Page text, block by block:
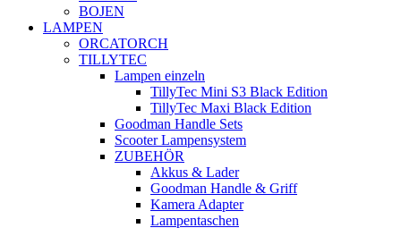
BOJEN
LAMPEN
ORCATORCH
TILLYTEC
Lampen einzeln
TillyTec Mini S3 Black Edition
TillyTec Maxi Black Edition
Goodman Handle Sets
Scooter Lampensystem
ZUBEHÖR
Akkus & Lader
Goodman Handle & Griff
Kamera Adapter
Lampentaschen